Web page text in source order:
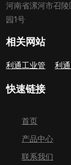
河南省漯河市召
园1号
相关网站
利通工业管 利
快速链接
首页
产品中心
联系我们